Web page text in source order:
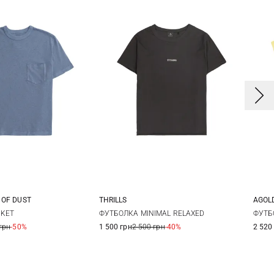
OF DUST
-50%
6 8 10
THRILLS
ФУТБОЛКА MINIMAL RELAXED
1 500 грн2 500 грн-40%
S
2 520